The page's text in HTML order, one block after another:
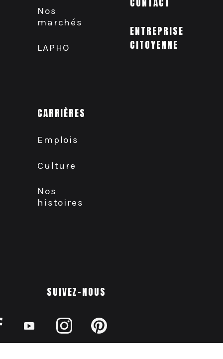
Nos
marchés
LAPHO
CARRIÈRES
Emplois
Culture
Nos
histoires
ENTREPRISE
CITOYENNE
SUIVEZ-NOUS